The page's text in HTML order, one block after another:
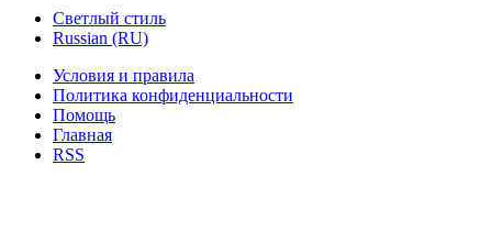
Светлый стиль
Russian (RU)
Условия и правила
Политика конфиденциальности
Помощь
Главная
RSS